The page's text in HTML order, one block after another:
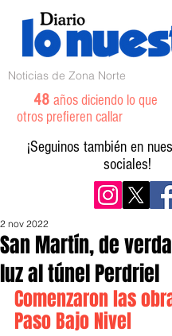
Noticias de Zona Norte
48 años diciendo lo que
otros prefieren callar
¡Seguinos también en
sociales!
San Martín, de
luz al túnel Perdriel
2 nov 2022
Comenzaron las
Paso Bajo Nivel